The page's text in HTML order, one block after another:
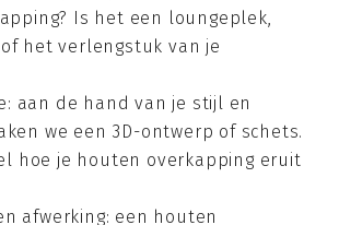
Is het een loungeplek,
het verlengstuk van je
aan de hand van je stijl en
we een 3D-ontwerp of schets.
hoe je houten overkapping eruit
afwerking: een houten